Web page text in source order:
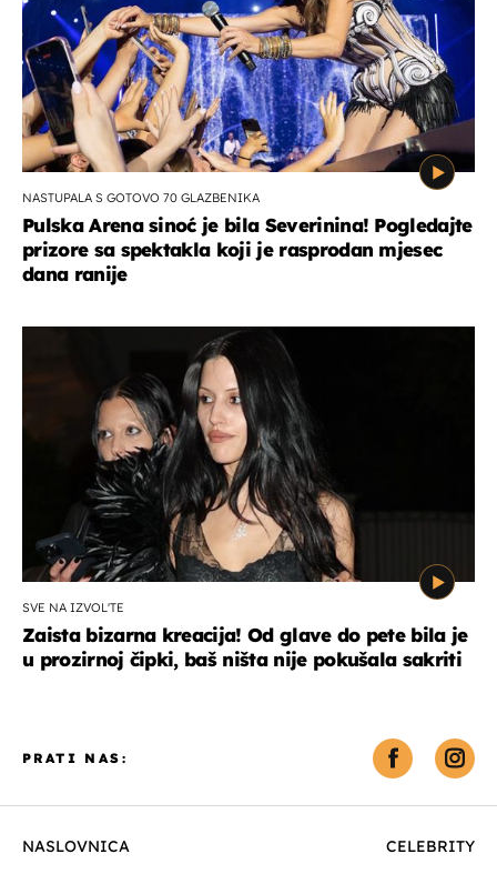
NASTUPALA S GOTOVO 70 GLAZBENIKA
Pulska Arena sinoć je bila Severinina! Pogledajte
prizore sa spektakla koji je rasprodan mjesec
dana ranije
SVE NA IZVOL'TE
Zaista bizarna kreacija! Od glave do pete bila je
u prozirnoj čipki, baš ništa nije pokušala sakriti
NASLOVNICA
CELEBRITY
PRATI NAS: